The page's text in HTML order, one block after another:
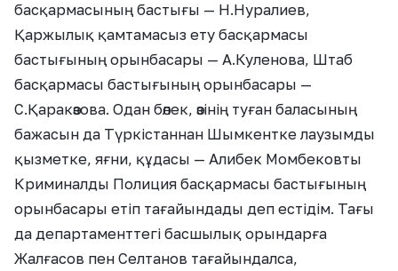
басқармасының бастығы — Н.Нуралиев,
Қаржылық қамтамасыз ету басқармасы
бастығының орынбасары — А.Куленова, Штаб
басқармасы бастығының орынбасары —
С.Қаракөзова. Одан бөлек, өзінің туған баласының
бажасын да Түркістаннан Шымкентке лаузымды
қызметке, яғни, құдасы — Алибек Момбековты
Криминалды Полиция басқармасы бастығының
орынбасары етіп тағайындады деп естідім. Тағы
да департаменттегі басшылық орындарға
Жалғасов пен Селтанов тағайындалса,